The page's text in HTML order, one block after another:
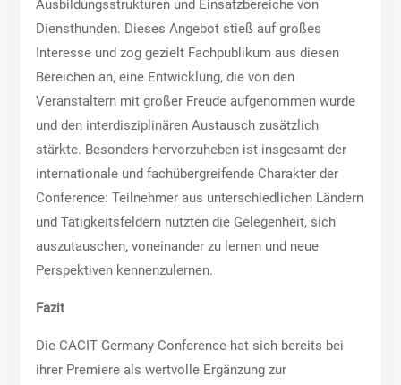
Ausbildungsstrukturen und Einsatzbereiche von
Diensthunden. Dieses Angebot stieß auf großes
Interesse und zog gezielt Fachpublikum aus diesen
Bereichen an, eine Entwicklung, die von den
Veranstaltern mit großer Freude aufgenommen wurde
und den interdisziplinären Austausch zusätzlich
stärkte. Besonders hervorzuheben ist insgesamt der
internationale und fachübergreifende Charakter der
Conference: Teilnehmer aus unterschiedlichen Ländern
und Tätigkeitsfeldern nutzten die Gelegenheit, sich
auszutauschen, voneinander zu lernen und neue
Perspektiven kennenzulernen.
Fazit
Die CACIT Germany Conference hat sich bereits bei
ihrer Premiere als wertvolle Ergänzung zur